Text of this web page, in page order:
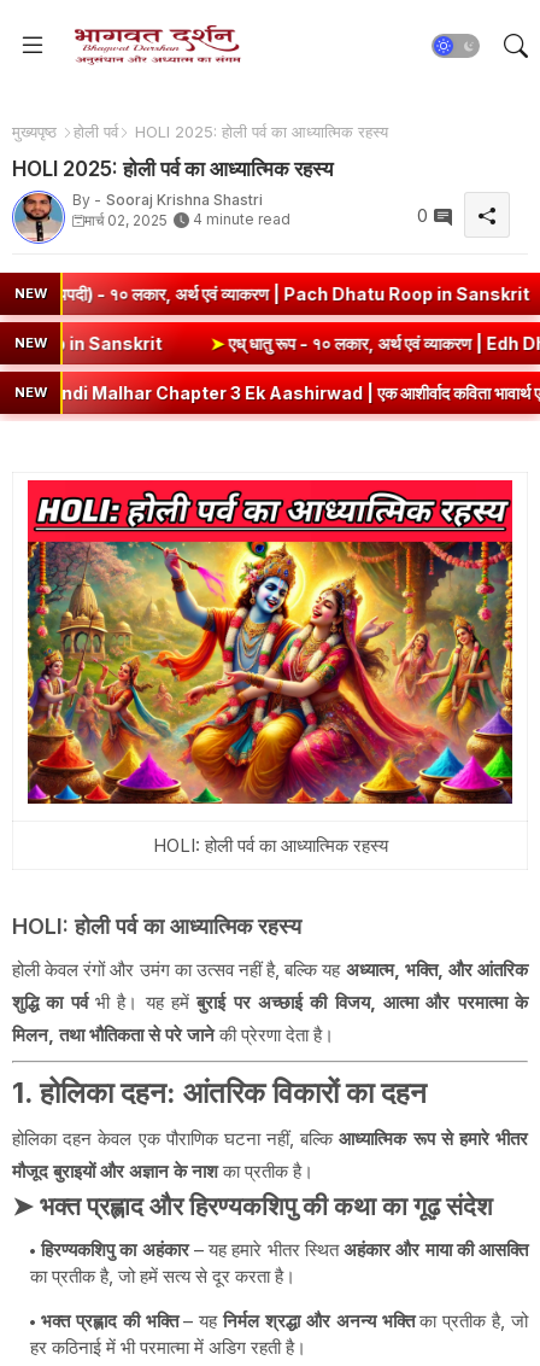
मुख्यपृष्ठ होली पर्व HOLI 2025: होली पर्व का आध्यात्मिक रहस्य
HOLI 2025: होली पर्व का आध्यात्मिक रहस्य
By - Sooraj Krishna Shastri
मार्च 02, 2025
4 minute read 0
NEW
- १० लकार, अर्थ एवं व्याकरण | Pach Dhatu Roop in Sanskrit ➤हृ
NEW
| Sev Dhatu Roop in Sanskrit ➤एध् धातु रूप - १० लकार, अर्थ एवं
NEWChapter 3 Ek Aashirwad | एक आशीर्वाद कविता भावार्थ एवं प्रश्नोत्तर
HOLI: होली पर्व का आध्यात्मिक रहस्य
HOLI: होली पर्व का आध्यात्मिक रहस्य
होली केवल रंगों और उमंग का उत्सव नहीं है, बल्कि यह अध्यात्म, भक्ति, और आंतरिक
शुद्धि का पर्वभी है। यह हमेंबुराई पर अच्छाई की विजय, आत्मा और परमात्मा के
मिलन, तथा भौतिकता से परे जानेकी प्रेरणा देता है।
1. होलिका दहन: आंतरिक विकारों का दहन
होलिका दहन केवल एक पौराणिक घटना नहीं, बल्किआध्यात्मिक रूप से हमारे भीतर
मौजूद बुराइयों और अज्ञान के नाशका प्रतीक है।
➤ भक्त प्रह्लाद और हिरण्यकशिपु की कथा का गूढ़ संदेश
हिरण्यकशिपु का अहंकार– यह हमारे भीतर स्थितअहंकार और माया की आसक्ति
का प्रतीक है, जो हमें सत्य से दूर करता है।
भक्त प्रह्लाद की भक्ति– यहनिर्मल श्रद्धा और अनन्य भक्तिका प्रतीक है, जो
हर कठिनाई में भी परमात्मा में अडिग रहती है।